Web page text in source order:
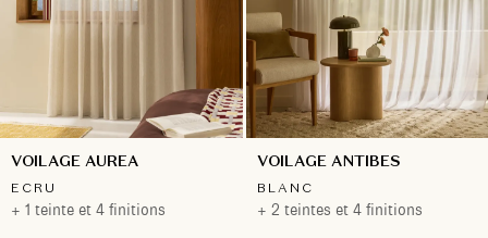
VOILAGE AUREA
ECRU
+ 1 teinte et 4 finitions
VOILAGE ANTIBES
BLANC
+ 2 teintes et 4 finitions